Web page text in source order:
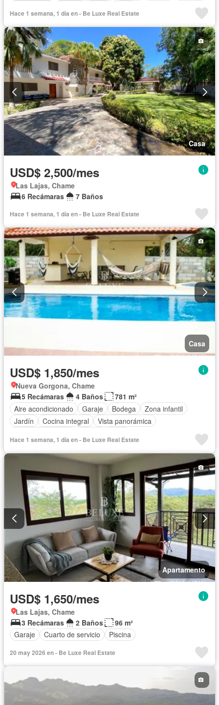
Hace 1 semana, 1 día en - Be Luxe Real Estate
Casa
USD$ 2,500/mes
Las Lajas, Chame
6 Recámaras
7 Baños
Hace 1 semana, 1 día en - Be Luxe Real Estate
Casa
USD$ 1,850/mes
Nueva Gorgona, Chame
5 Recámaras
4 Baños
781 m²
Aire acondicionado
Garaje Bodega
Zona infantil
Jardín
Cocina integral
Vista panorámica
Hace 1 semana, 1 día en - Be Luxe Real Estate
Apartamento
USD$ 1,650/mes
Las Lajas, Chame
3 Recámaras
2 Baños
96 m²
Garaje
Cuarto de servicio Piscina
20 may 2026 en - Be Luxe Real Estate